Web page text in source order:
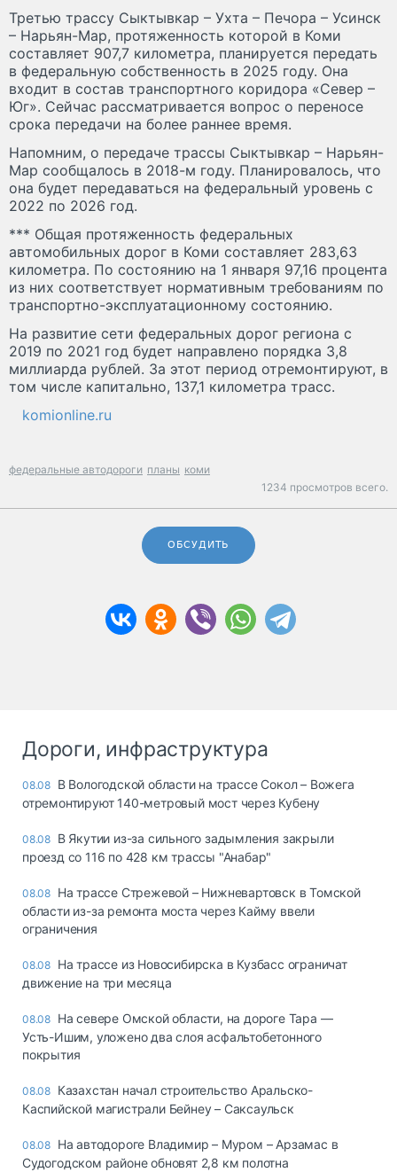
Третью трассу Сыктывкар – Ухта – Печора – Усинск
– Нарьян-Мар, протяженность которой в Коми
составляет 907,7 километра, планируется передать
в федеральную собственность в 2025 году. Она
входит в состав транспортного коридора «Север –
Юг». Сейчас рассматривается вопрос о переносе
срока передачи на более раннее время.
Напомним, о передаче трассы Сыктывкар – Нарьян-
Мар сообщалось в 2018-м году. Планировалось, что
она будет передаваться на федеральный уровень с
2022 по 2026 год.
*** Общая протяженность федеральных
автомобильных дорог в Коми составляет 283,63
километра. По состоянию на 1 января 97,16 процента
из них соответствует нормативным требованиям по
транспортно-эксплуатационному состоянию.
На развитие сети федеральных дорог региона с
2019 по 2021 год будет направлено порядка 3,8
миллиарда рублей. За этот период отремонтируют, в
том числе капитально, 137,1 километра трасс.
komionline.ru
федеральные автодороги планы коми
1234 просмотров всего.
ОБСУДИТЬ
Дороги, инфраструктура
08.08 В Вологодской области на трассе Сокол – Вожега
отремонтируют 140-метровый мост через Кубену
08.08 В Якутии из-за сильного задымления закрыли
проезд со 116 по 428 км трассы "Анабар"
08.08 На трассе Стрежевой – Нижневартовск в Томской
области из-за ремонта моста через Кайму ввели
ограничения
08.08 На трассе из Новосибирска в Кузбасс ограничат
движение на три месяца
08.08 На севере Омской области, на дороге Тара —
Усть-Ишим, уложено два слоя асфальтобетонного
покрытия
08.08 Казахстан начал строительство Аральско-
Каспийской магистрали Бейнеу – Саксаульск
08.08 На автодороге Владимир – Муром – Арзамас в
Судогодском районе обновят 2,8 км полотна